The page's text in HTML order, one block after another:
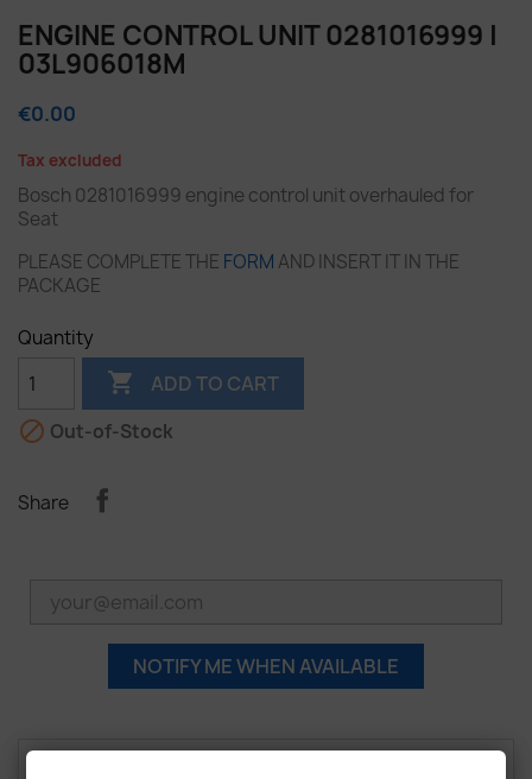
ENGINE CONTROL UNIT 0281016999 |
03L906018M
€0.00
Tax excluded
Bosch 0281016999 engine control unit overhauled for
Seat
PLEASE COMPLETE THE FORM AND INSERT IT IN THE
PACKAGE
Quantity
 ADD TO CART
 Out-of-Stock
Share
NOTIFY ME WHEN AVAILABLE